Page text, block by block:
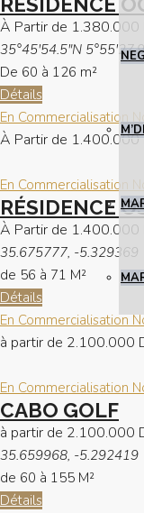
À Partir de 1.380.000
35°45'54.5"N
De 60 à 126 m²
Détails
En Commercialisation
À Partir de 1.400.000
En Commercialisation
RÉSIDENCE
À Partir de 1.400.000
35.675777, -5.329369
de 56 à 71 M²
Détails
En Commercialisation
à partir de 2.100.000
En Commercialisation
CABO GOLF
à partir de 2.100.000
35.659968, -5.292419
de 60 à 155 M²
Détails